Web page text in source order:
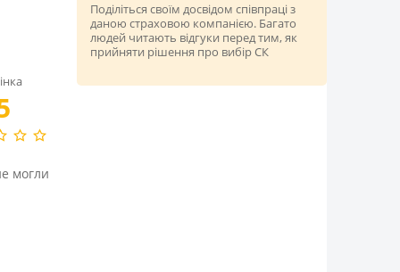
могли
Поділіться своїм досвідом співпраці з
даною страховою компанією. Багато
людей читають відгуки перед тим, як
прийняти рішення про вибір СК